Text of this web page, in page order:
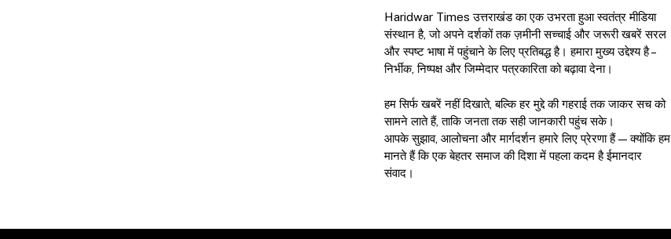
Haridwar Times उत्तराखंड का एक उभरता हुआ स्वतंत्र मीडिया
संस्थान है, जो अपने दर्शकों तक ज़मीनी सच्चाई और जरूरी खबरें सरल
और स्पष्ट भाषा में पहुंचाने के लिए प्रतिबद्ध है। हमारा मुख्य उद्देश्य है –
निर्भीक, निष्पक्ष और जिम्मेदार पत्रकारिता को बढ़ावा देना।
हम सिर्फ खबरें नहीं दिखाते, बल्कि हर मुद्दे की गहराई तक जाकर सच को
सामने लाते हैं, ताकि जनता तक सही जानकारी पहुंच सके।
आपके सुझाव, आलोचना और मार्गदर्शन हमारे लिए प्रेरणा हैं — क्योंकि हम
मानते हैं कि एक बेहतर समाज की दिशा में पहला कदम है ईमानदार
संवाद।